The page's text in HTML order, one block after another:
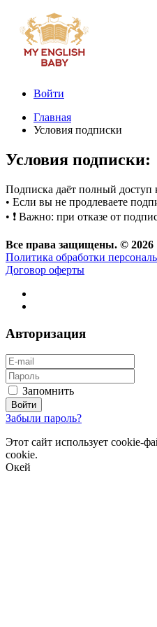
Войти
Главная
Условия подписки
Условия подписки:
Подписка даёт полный доступ
• Если вы не продлеваете
• ❗ Важно: при отказе от
Все права защищены. © 2026
Политика обработки
Договор оферты
Авторизация
Запомнить
Забыли пароль?
Этот сайт использует cookie-
cookie.
Окей